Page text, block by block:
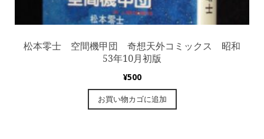
松本零士 空間機甲団 奇想天外コミックス 昭和
53年10月初版
¥500
お買い物カゴに追加